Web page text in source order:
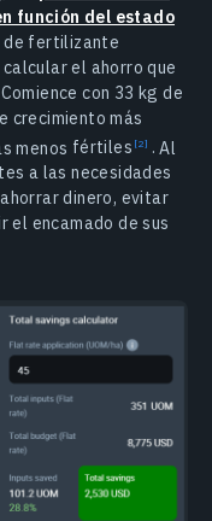
función del estado
de fertilizante
el ahorro que
con 33 kg de
crecimiento más
menos fértiles . Al
a las necesidades
dinero, evitar
encamado de sus